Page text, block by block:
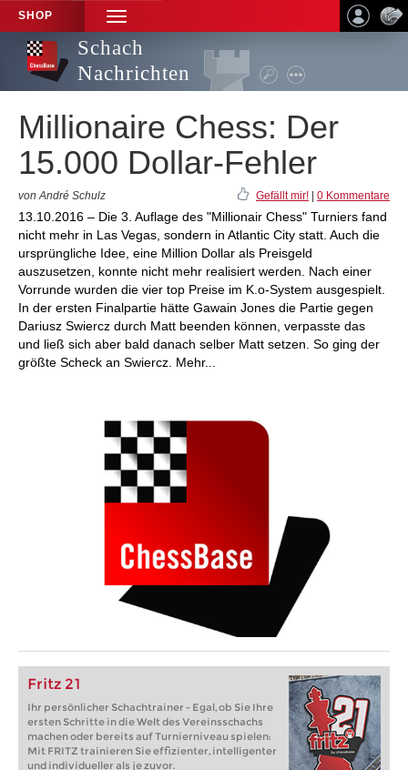
SHOP
TOGGLE
NAVIGATION
Schach
Nachrichten
Millionaire Chess: Der
15.000 Dollar-Fehler
von André Schulz Gefällt mir! 0 Kommentare
13.10.2016 – Die 3. Auflage des "Millionair Chess" Turniers fand
nicht mehr in Las Vegas, sondern in Atlantic City statt. Auch die
ursprüngliche Idee, eine Million Dollar als Preisgeld
auszusetzen, konnte nicht mehr realisiert werden. Nach einer
Vorrunde wurden die vier top Preise im K.o-System ausgespielt.
In der ersten Finalpartie hätte Gawain Jones die Partie gegen
Dariusz Swiercz durch Matt beenden können, verpasste das
und ließ sich aber bald danach selber Matt setzen. So ging der
größte Scheck an Swiercz. Mehr...
Fritz 21
Ihr persönlicher Schachtrainer - Egal, ob Sie Ihre
ersten Schritte in die Welt des Vereinsschachs
machen oder bereits auf Turnierniveau spielen:
Mit FRITZ trainieren Sie effizienter, intelligenter
und individueller als je zuvor.